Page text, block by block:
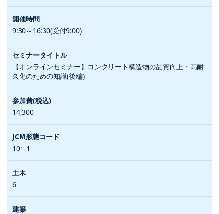
9:30～16:30(受付9:00)
【オンラインセミナー】コンクリート構造物の品質向上・高耐
久化のための知識(後編)
14,300
101-1
6